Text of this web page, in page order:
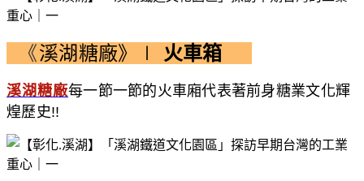
《溪湖糖廠》∣ 火車箱
溪湖糖廠每一節一節的火車廂代表著前身糖業文化輝
煌歷史!!